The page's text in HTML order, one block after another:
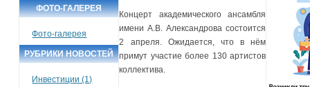
ФОТО-ГАЛЕРЕЯ
Фото-галерея
РУБРИКИ НОВОСТЕЙ
Инвестиции (1)
Концерт академического ансамбля
имени А.В. Александрова состоится
2 апреля. Ожидается, что в нём
примут участие более 130 артистов
коллектива.